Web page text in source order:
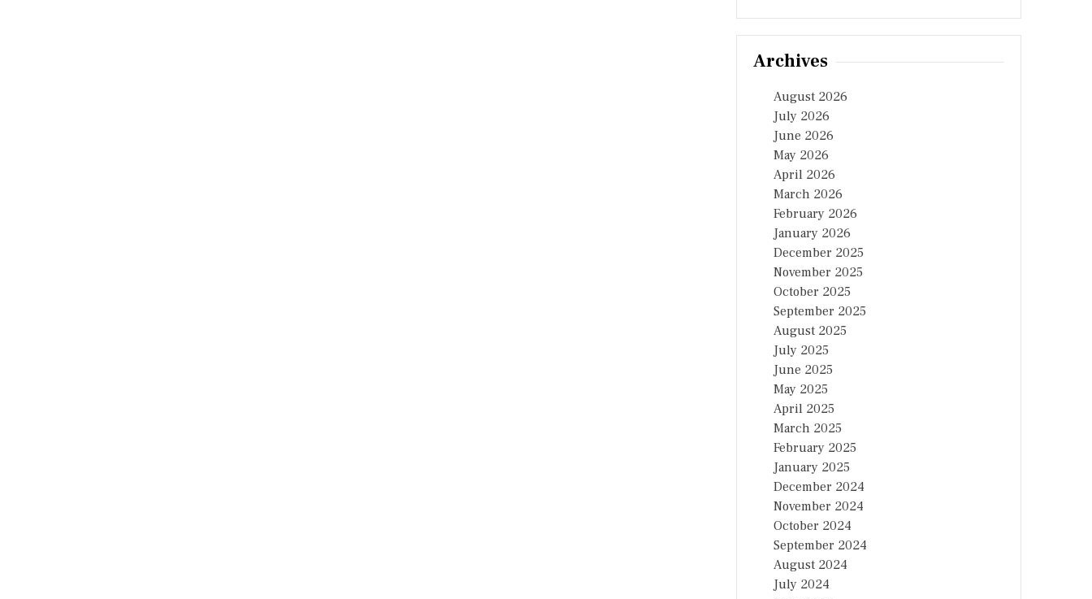
Archives
August 2026
July 2026
June 2026
May 2026
April 2026
March 2026
February 2026
January 2026
December 2025
November 2025
October 2025
September 2025
August 2025
July 2025
June 2025
May 2025
April 2025
March 2025
February 2025
January 2025
December 2024
November 2024
October 2024
September 2024
August 2024
July 2024